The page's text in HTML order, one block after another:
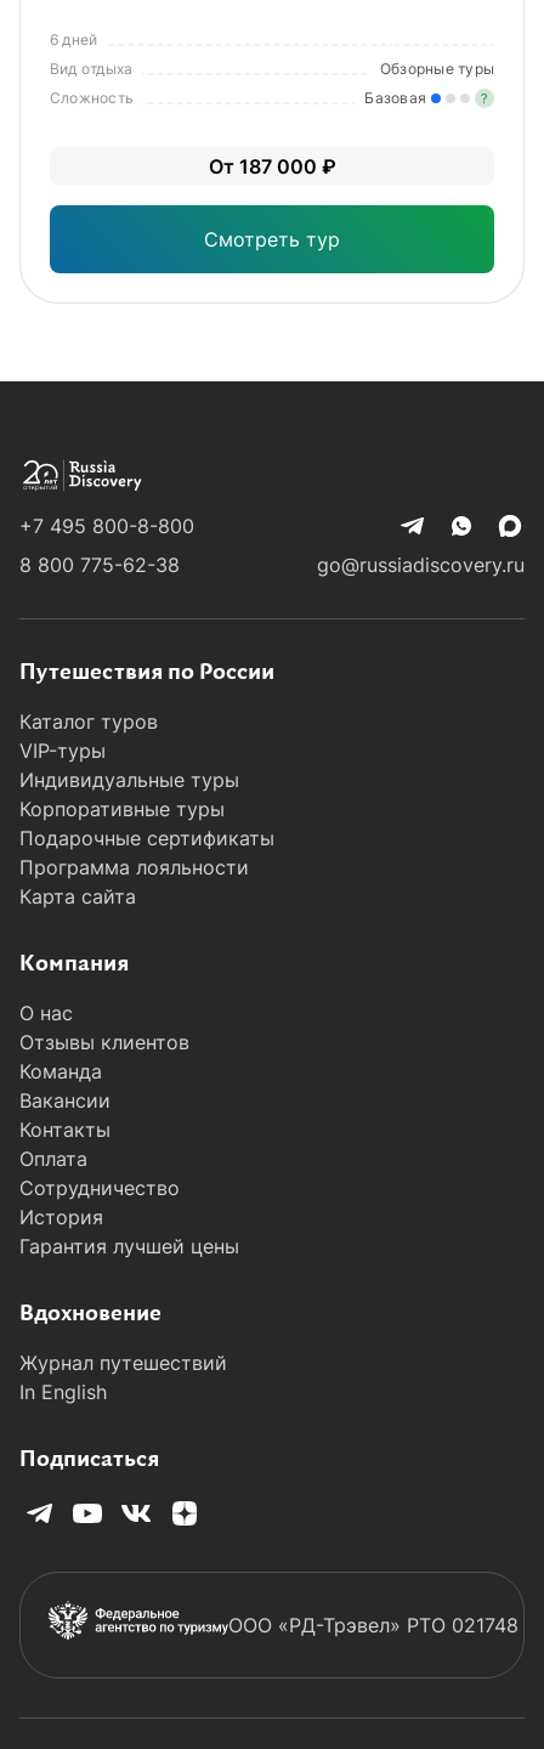
6 дней
Вид отдыха
Обзорные туры
Сложность
Базовая ?
От 187 000 ₽
Смотреть тур
MODAL-ARRIVALS
+7 495 800-8-800
8 800 775-62-38
go@russiadiscovery.ru
Путешествия по России
Каталог туров
VIP-туры
Индивидуальные туры
Корпоративные туры
Подарочные сертификаты
Программа лояльности
Карта сайта
Компания
О нас
Отзывы клиентов
Команда
Вакансии
Контакты
Оплата
Сотрудничество
История
Гарантия лучшей цены
Вдохновение
Журнал путешествий
In English
Подписаться
ООО «РД-Трэвел» РТО 021748